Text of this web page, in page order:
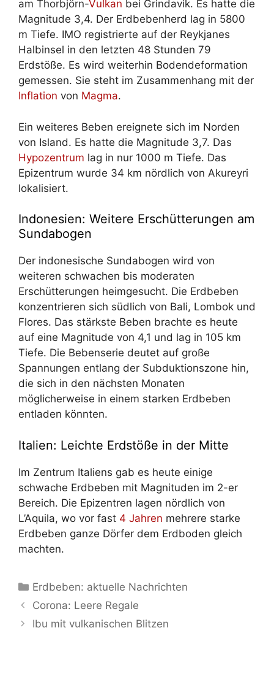
am Thorbjörn-Vulkan bei Grindavik. Es hatte die
Magnitude 3,4. Der Erdbebenherd lag in 5800
m Tiefe. IMO registrierte auf der Reykjanes
Halbinsel in den letzten 48 Stunden 79
Erdstöße. Es wird weiterhin Bodendeformation
gemessen. Sie steht im Zusammenhang mit der
Inflation von Magma.
Ein weiteres Beben ereignete sich im Norden
von Island. Es hatte die Magnitude 3,7. Das
Hypozentrum lag in nur 1000 m Tiefe. Das
Epizentrum wurde 34 km nördlich von Akureyri
lokalisiert.
Indonesien: Weitere Erschütterungen am
Sundabogen
Der indonesische Sundabogen wird von
weiteren schwachen bis moderaten
Erschütterungen heimgesucht. Die Erdbeben
konzentrieren sich südlich von Bali, Lombok und
Flores. Das stärkste Beben brachte es heute
auf eine Magnitude von 4,1 und lag in 105 km
Tiefe. Die Bebenserie deutet auf große
Spannungen entlang der Subduktionszone hin,
die sich in den nächsten Monaten
möglicherweise in einem starken Erdbeben
entladen könnten.
Italien: Leichte Erdstöße in der Mitte
Im Zentrum Italiens gab es heute einige
schwache Erdbeben mit Magnituden im 2-er
Bereich. Die Epizentren lagen nördlich von
L’Aquila, wo vor fast 4 Jahren mehrere starke
Erdbeben ganze Dörfer dem Erdboden gleich
machten.
Kategorien
Erdbeben: aktuelle Nachrichten
Corona: Leere Regale
Ibu mit vulkanischen Blitzen